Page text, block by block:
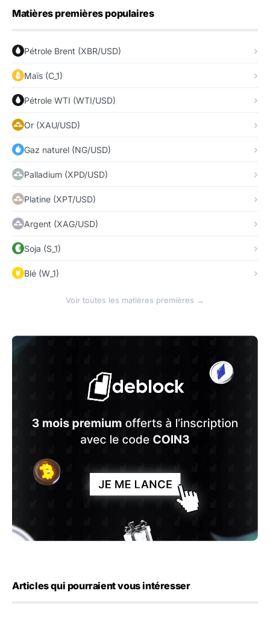
Matières premières populaires
Pétrole Brent (XBR/USD)
Maïs (C_1)
Pétrole WTI (WTI/USD)
Or (XAU/USD)
Gaz naturel (NG/USD)
Palladium (XPD/USD)
Platine (XPT/USD)
Argent (XAG/USD)
Soja (S_1)
Blé (W_1)
Voir toutes les matières premières →
Articles qui pourraient vous intéresser